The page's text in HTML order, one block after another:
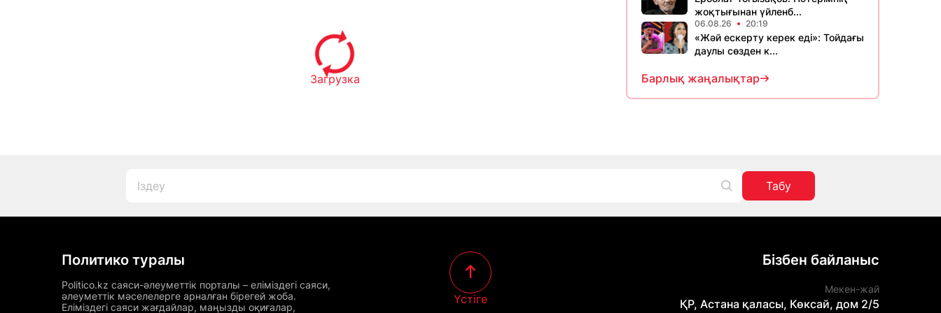
Загрузка
жоқтығынан үйленб...
06.08.26 20:19
«Жәй ескерту керек еді»: Тойдағы
даулы сөзден к...
Барлық жаңалықтар
Табу
Политико туралы
Politico.kz саяси-әлеуметтік порталы – еліміздегі саяси,
әлеуметтік мәселелерге арналған бірегей жоба.
Еліміздегі саяси жағдайлар, маңызды оқиғалар,
Үстіге
Бізбен байланыс
Мекен-жай
ҚР, Астана қаласы, Көксай, дом 2/5